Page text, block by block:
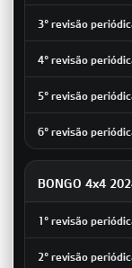
BONGO 4x4